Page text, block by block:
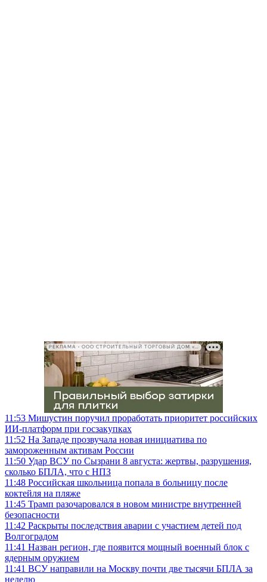
РЕКЛАМА • ООО СТРОИТЕЛЬНЫЙ ТОРГОВЫЙ ДОМ «ПЕТРОВИЧ», ИНН 7802348846
11:53 Мишустин поручил проработать приоритет российских
ИИ-платформ при госзакупках
11:52 На Западе прозвучала новая инициатива по
замороженным активам России
11:50 Удар ВСУ по Сызрани 8 августа: жертвы, разрушения,
сколько БПЛА, что с НПЗ
11:48 Российская школьница попала в больницу после
коктейля на пляже
11:45 Трамп разочаровался в новом министре внутренней
безопасности
11:42 Раскрыты последствия аварии с участием детей под
Волгоградом
11:41 Назван регион, где появится мощный военный блок с
ядерным оружием
11:41 ВСУ направили на Москву почти две тысячи БПЛА за
неделю